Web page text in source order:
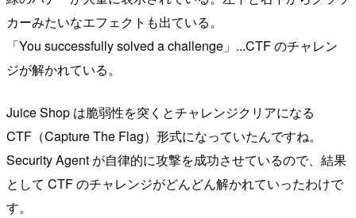
カーみたいなエフェクトも出ている。
「You successfully solved a challenge」...CTF のチャレン
ジが解かれている。
Juice Shop は脆弱性を突くとチャレンジクリアになる
CTF（Capture The Flag）形式になっていたんですね。
Security Agent が自律的に攻撃を成功させているので、結果
として CTF のチャレンジがどんどん解かれていったわけで
す。